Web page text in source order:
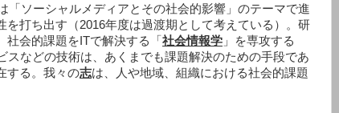
「ソーシャルメディアとその社会的影響」のテーマで進
打ち出す（2016年度は過渡期として考えている）。研
会的課題をITで解決する「 社会情報学 」を専攻する
スなどの技術は、あくまでも課題解決のための手段であ
する。我々の志は、人や地域、組織における社会的課題